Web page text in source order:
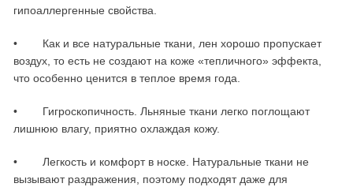
гипоаллергенные свойства.
• Как и все натуральные ткани, лен хорошо пропускает
воздух, то есть не создают на коже «тепличного» эффекта,
что особенно ценится в теплое время года.
• Гигроскопичность. Льняные ткани легко поглощают
лишнюю влагу, приятно охлаждая кожу.
• Легкость и комфорт в носке. Натуральные ткани не
вызывают раздражения, поэтому подходят даже для